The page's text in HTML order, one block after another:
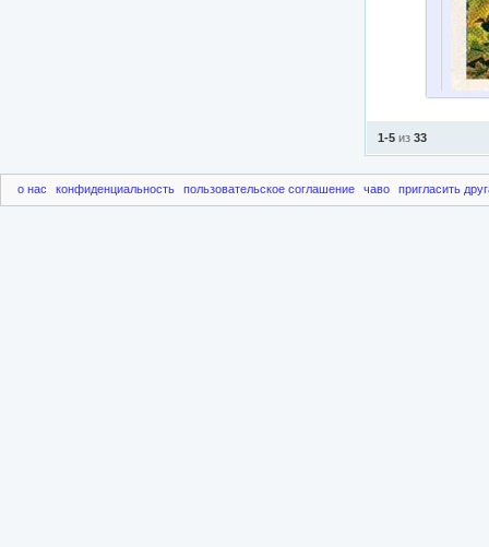
1-5 из 33
о нас конфиденциальность пользовательское соглашение чаво пригласить